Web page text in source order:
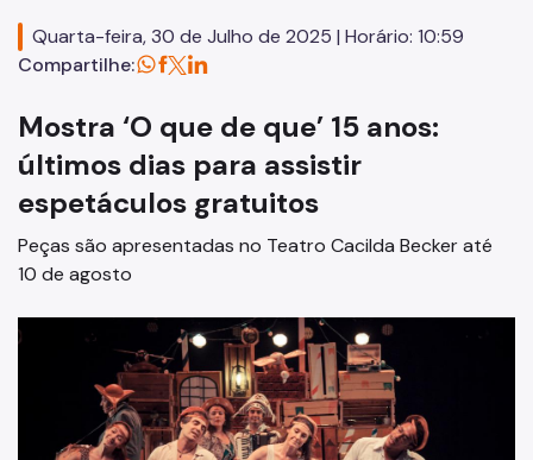
Concursos
Formação
EMIA
Rede Daora
Vocacional
Jovem Monitor Cultural
Quarta-feira, 30 de Julho de 2025 | Horário: 10:59
Compartilhe:
Mostra ‘O que de que’ 15 anos:
últimos dias para assistir
espetáculos gratuitos
Peças são apresentadas no Teatro Cacilda Becker até
10 de agosto